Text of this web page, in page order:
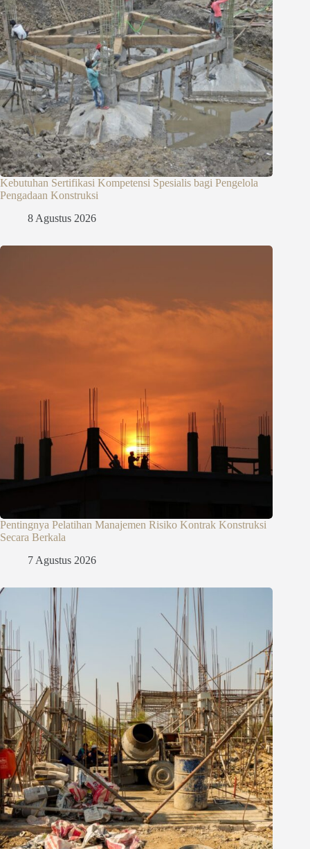
Kebutuhan Sertifikasi Kompetensi Spesialis bagi Pengelola
Pengadaan Konstruksi
8 Agustus 2026
Pentingnya Pelatihan Manajemen Risiko Kontrak Konstruksi
Secara Berkala
7 Agustus 2026